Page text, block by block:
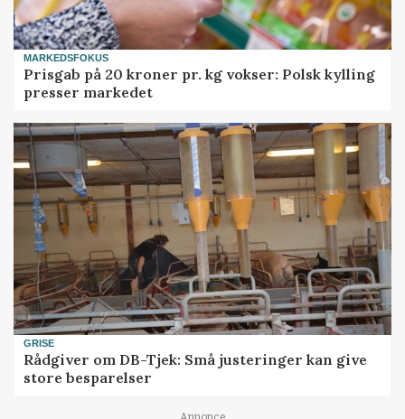
MARKEDSFOKUS
Prisgab på 20 kroner pr. kg vokser: Polsk kylling
presser markedet
GRISE
Rådgiver om DB-Tjek: Små justeringer kan give
store besparelser